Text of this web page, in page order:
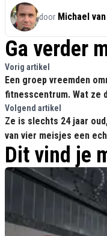
door Michael
Ga verder
Vorig artikel
Een groep vreemden
fitnesscentrum. Wat ze
Volgend artikel
Ze is slechts 24 jaar
van vier meisjes een
Dit vind je